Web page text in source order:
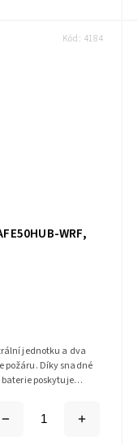
WRF,
jednotku a dva
požáru. Díky snadné
poskytuje
Kód: 4184